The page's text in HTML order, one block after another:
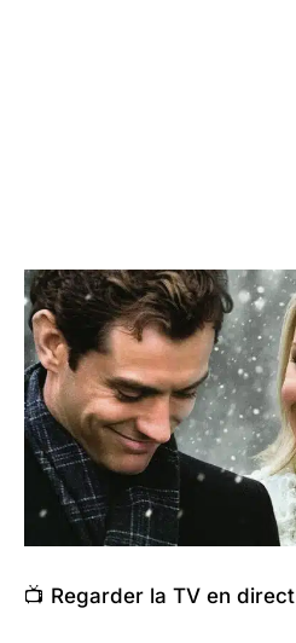
📺 Regarder la TV en direct